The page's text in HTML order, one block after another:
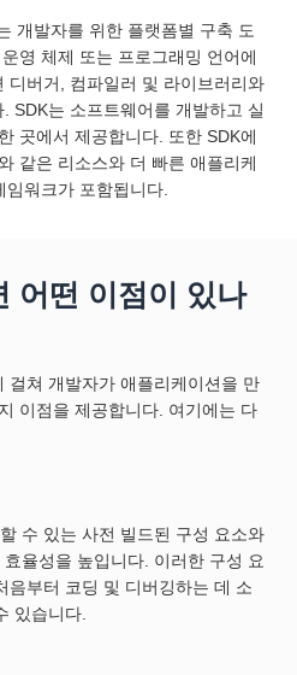
개발자를 위한 플랫폼별 구축 도
영 체제 또는 프로그래밍 언어에
디버거, 컴파일러 및 라이브러리와
SDK는 소프트웨어를 개발하고 실
곳에서 제공합니다. 또한 SDK에
같은 리소스와 더 빠른 애플리케
워크가 포함됩니다.
어떤 이점이 있나
걸쳐 개발자가 애플리케이션을 만
이점을 제공합니다. 여기에는 다
수 있는 사전 빌드된 구성 요소와
율성을 높입니다. 이러한 구성 요
음부터 코딩 및 디버깅하는 데 소
있습니다.